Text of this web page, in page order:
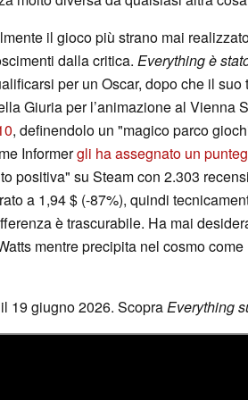
il gioco più strano mai
dalla critica. Everything è
per un Oscar, dopo che il
Giuria per l’animazione al Vienna
, definendolo un "magico parco
Informergli ha assegnato un
positiva" su Steam con 2.303
a 1,94 $ (-87%), quindi
è trascurabile. Ha mai
mentre precipita nel cosmo
19 giugno 2026. ScopraEverything